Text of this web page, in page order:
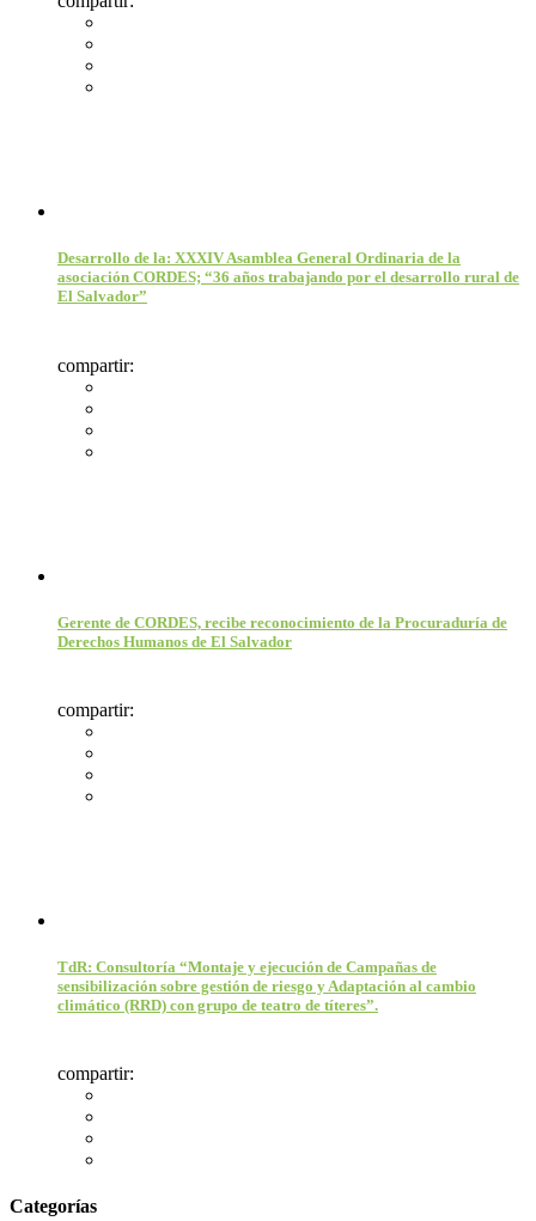
Desarrollo de la: XXXIV Asamblea General Ordinaria de la
asociación CORDES; “36 años trabajando por el desarrollo rural de
El Salvador”
compartir:
Gerente de CORDES, recibe reconocimiento de la Procuraduría de
Derechos Humanos de El Salvador
compartir:
TdR: Consultoría “Montaje y ejecución de Campañas de
sensibilización sobre gestión de riesgo y Adaptación al cambio
climático (RRD) con grupo de teatro de títeres”.
compartir:
Categorías